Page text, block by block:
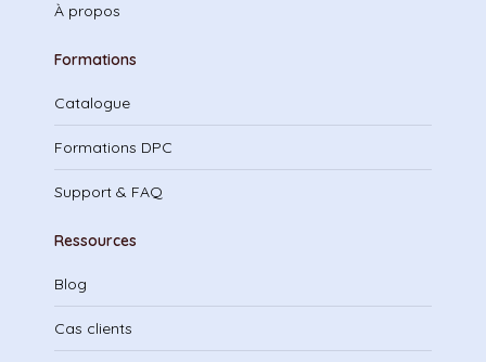
À propos
Formations
Catalogue
Formations DPC
Support & FAQ
Ressources
Blog
Cas clients